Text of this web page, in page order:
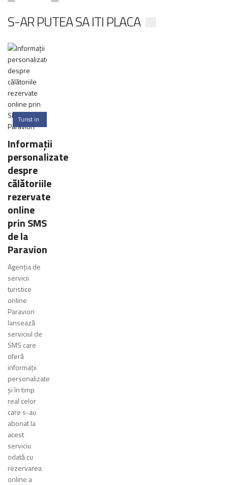
S-AR PUTEA SA ITI PLACA
Turist in
0
Informaţii
personalizate
despre
călătoriile
rezervate
online
prin SMS
de la
Paravion
Agenţia de
servicii
turistice
online
Paravion
lansează
serviciul de
SMS care
oferă
informaţii
personalizate
şi în timp
real celor
care s-au
abonat la
acest
serviciu
odată cu
rezervarea
online a